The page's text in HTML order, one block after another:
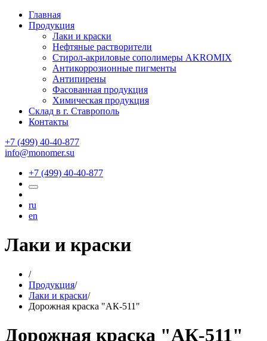
Главная
Продукция
Лаки и краски
Нефтяные растворители
Стирол-акриловые сополимеры AKROMIX
Антикоррозионные пигменты
Антипирены
Фасованная продукция
Химическая продукция
Склад в г. Ставрополь
Контакты
+7 (499) 40-40-877
info@monomer.su
+7 (499) 40-40-877
ru
en
Лаки и краски
/
Продукция/
Лаки и краски/
Дорожная краска "АК-511"
Дорожная краска "АК-511"